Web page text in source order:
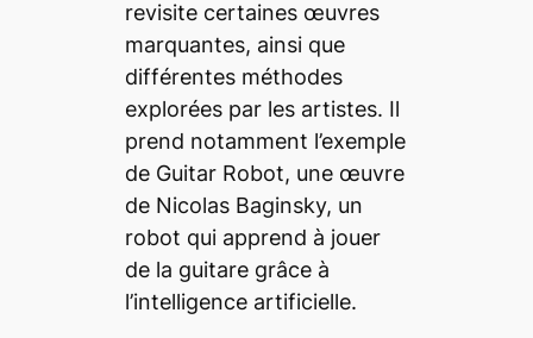
revisite certaines œuvres
marquantes, ainsi que
différentes méthodes
explorées par les artistes. Il
prend notamment l’exemple
de Guitar Robot, une œuvre
de Nicolas Baginsky, un
robot qui apprend à jouer
de la guitare grâce à
l’intelligence artificielle.